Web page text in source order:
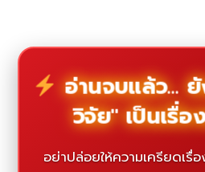
อ่านจบแล้ว...
วิจัย" เป็นเรื่อ
อย่าปล่อยให้ความเครียดเรื่